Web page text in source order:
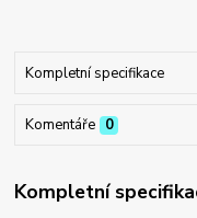
Kompletní specifikace
Komentáře 0
Kompletní